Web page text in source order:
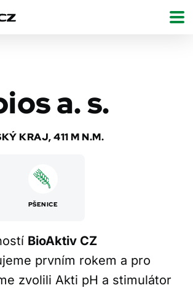
a. s.
KRAJ, 411 M N.M.
PŠENICE
BioAktiv CZ
prvním rokem a pro
zvolili Akti pH a stimulátor